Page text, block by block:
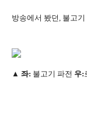
방송에서 봤던, 불고
▲ 좌: 불고기 파전 우: